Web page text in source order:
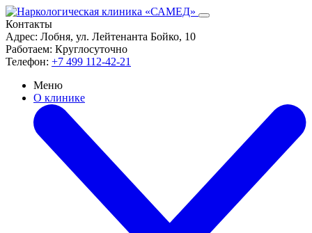
Контакты
Адрес: Лобня, ул. Лейтенанта Бойко, 10
Работаем: Круглосуточно
Телефон: +7 499 112-42-21
Меню
О клинике